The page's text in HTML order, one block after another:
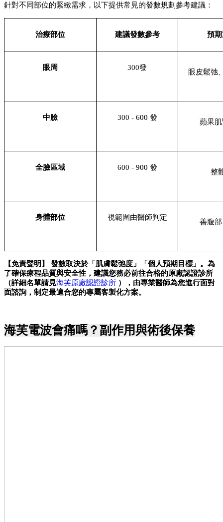
針對不同部位的緊緻需求，以下提供常見的發數規劃參考建議：
治療部位 建議發數參考 預
眼周 300發
眼皮鬆弛
中臉 300 - 600 發
蘋果
全臉區域 600 - 900 發
整
身體部位 視範圍由醫師判定
善腹
【免責聲明】 發數取決於「肌膚鬆弛度」「個人預期目標」。為
了確保療程品質與安全性，建議您務必前往合格的原廠認證診所
（詳細名單請見海芙原廠認證診所 ），由專業醫師為您進行面對
面諮詢，制定最適合您的專屬客製化方案。
海芙電波會痛嗎？副作用與術後保養